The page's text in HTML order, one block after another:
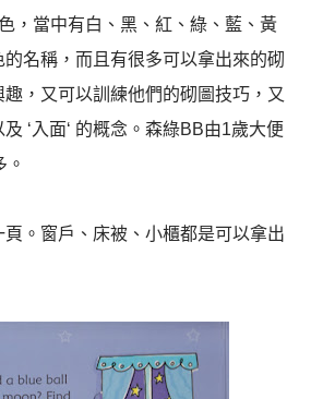
，當中有白、黑、紅、綠、藍、黃
名稱，而且有很多可以拿出來的砌
趣，又可以訓練他們的砌圖技巧，又
及 ‘入面‘ 的概念。森綠BB由1歲大便
。窗戶、床被、小櫃都是可以拿出